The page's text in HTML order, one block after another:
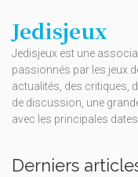
Jedisjeux
Jedisjeux est une
passionnés par les jeux
actualités, des critiques,
de discussion, une
avec les principales
Derniers